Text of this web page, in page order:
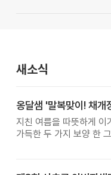
새소식
옹달샘 '말복맞이! 채개
지친 여름을 따뜻하게 이
가득한 두 가지 보양 한